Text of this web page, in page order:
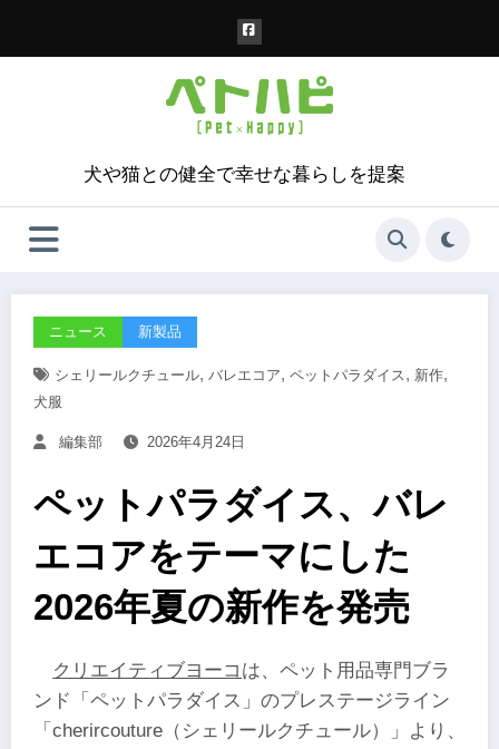
犬や猫との健全で幸せな暮らしを提案
ニュース 新製品
シェリールクチュール, バレエコア, ペットパラダイス, 新作,
犬服
編集部 2026年4月24日
ペットパラダイス、バレ
エコアをテーマにした
2026年夏の新作を発売
クリエイティブヨーコ は、ペット用品専門ブラ
ンド「ペットパラダイス」のプレステージライン
「cherircouture（シェリールクチュール）」より、